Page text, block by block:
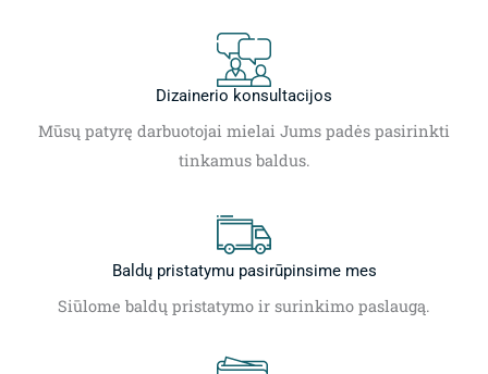
Dizainerio konsultacijos
Mūsų patyrę darbuotojai mielai Jums padės pasirinkti
tinkamus baldus.
Baldų pristatymu pasirūpinsime mes
Siūlome baldų pristatymo ir surinkimo paslaugą.